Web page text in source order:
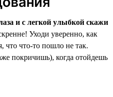
и с легкой улыбкой скажи
Уходи уверенно, как
что что-то пошло не так.
покричишь), когда отойдешь